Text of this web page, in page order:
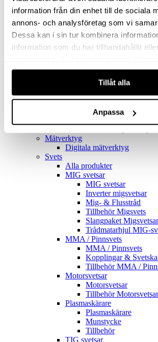
information från din enhet till de sociala
annons- och analysföretag som vi
Dessa kan i sin tur kombinera
information som du har tillhandahållit
Tillåt alla
Anpassa
Golv- &
Munstycke
Motor
Reservdelar dammsugare
Rör & handtag
Uppsamlingspåsar
Alla produkter
Mätverktyg
Digitala mätverktyg
Svets
Alla produkter
MIG svetsar
MIG svetsar
Inverter migsvetsar
Mig- & Flusstråd
Tillbehör Migsvets
Slangpaket Migsvetsar
Trådmatarhjul MIG-
MMA / Pinnsvets
MMA / Pinnsvets
Kopplingar &
Tillbehör MMA /
Motorsvetsar
Motorsvetsar
Tillbehör Motorsvetsar
Plasmaskärare
Plasmaskärare
Munstycke
Tillbehör
TIG svetsar